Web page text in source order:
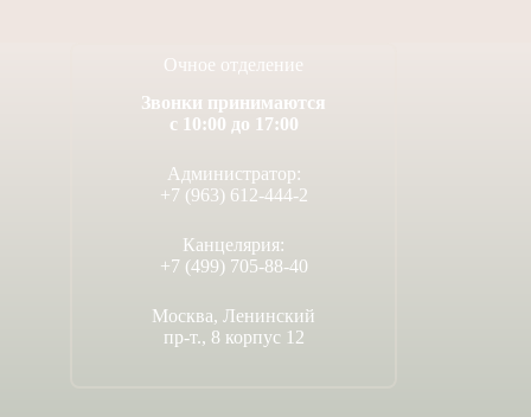
с 10:00 до 17:00
+7 (963) 612-444-2
+7 (499) 705-88-40
пр-т., 8 корпус 12